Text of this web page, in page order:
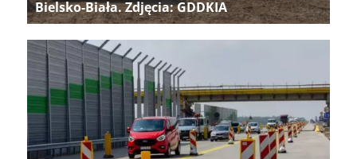
Bielsko-Biała. Zdjęcia: GDDKIA